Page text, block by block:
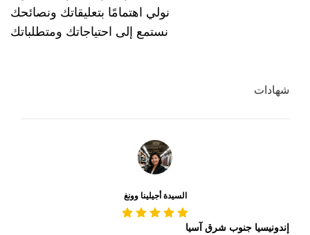
نولي اهتمامًا بتعليقاتك ونصائحك
نستمع إلى احتياجاتك ومتطلباتك
شهادات
السيدة أجيلينا وونغ
إندونيسيا جنوب شرق آسيا